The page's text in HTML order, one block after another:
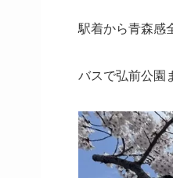
駅着から青森感
バスで弘前公園